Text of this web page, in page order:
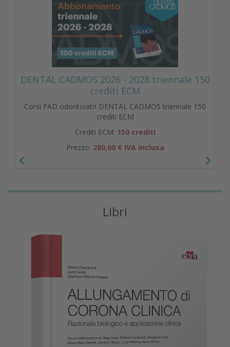
DENTAL CADMOS 2026 - 2028 triennale 150
crediti ECM
Corsi FAD odontoiatri DENTAL CADMOS triennale 150
crediti ECM
Crediti ECM: 150 crediti
Prezzo: 280,00 € IVA inclusa
Libri